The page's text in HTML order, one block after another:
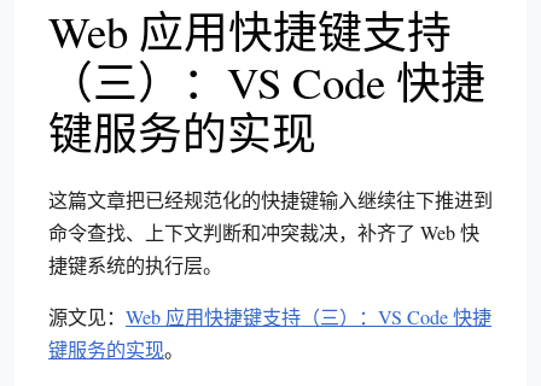
Web 应用快捷键支持
（三）：VS Code 快捷
键服务的实现
这篇文章把已经规范化的快捷键输入继续往下推进到
命令查找、上下文判断和冲突裁决，补齐了 Web 快
捷键系统的执行层。
源文见： Web 应用快捷键支持（三）：VS Code 快捷
键服务的实现。